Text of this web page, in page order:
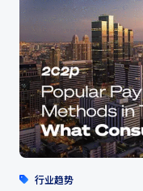
行业趋势